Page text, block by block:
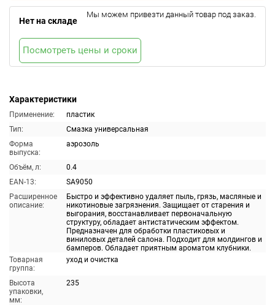
Характеристики
Применение:
пластик
Тип:
Смазка универсальная
Форма
выпуска:
аэрозоль
Объём, л:
0.4
EAN-13:
SA9050
Расширенное
описание:
Быстро и эффективно удаляет пыль, грязь, масляные и
никотиновые загрязнения. Защищает от старения и
выгорания, восстанавливает первоначальную
структуру, обладает антистатическим эффектом.
Предназначен для обработки пластиковых и
виниловых деталей салона. Подходит для молдингов и
бамперов. Обладает приятным ароматом клубники.
Товарная
группа:
уход и очистка
Высота
упаковки,
мм:
235
Нет на складе
Мы можем привезти данный товар под заказ.
Посмотреть цены и сроки